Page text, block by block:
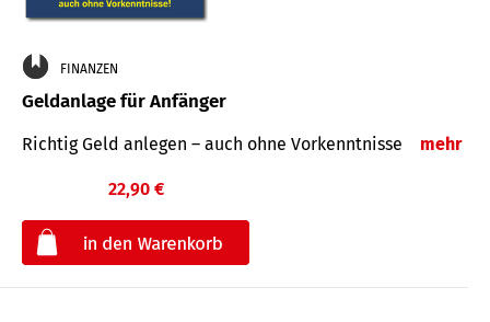
FINANZEN
Geldanlage für Anfänger
Richtig Geld anlegen – auch ohne Vorkenntnisse mehr
22,90 €